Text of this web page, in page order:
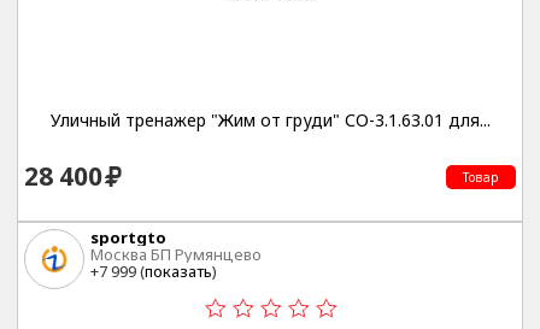
Уличный тренажер "Жим от груди" СО-3.1.63.01 для...
28 400 Товар
sportgto
Москва БП Румянцево
+7 999 (показать)